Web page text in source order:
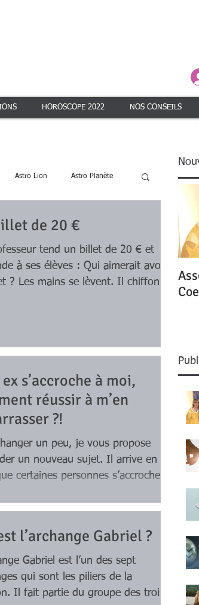
HOROSCOPE 2022 NOS CONSEILS
Astro Lion Astro Planète
lunaire : ce qu'il dit de vot
des 10 rêves les plus
personnes toxiques à fuir selon
de 20 €
tend un billet de 20 € et
élèves : Qui aimerait avoir
Il chiffonne
s’accroche à moi,
réussir à m’en
?!
un peu, je vous propose
un nouveau sujet. Il arrive en
certaines personnes s’accrochent
l’archange Gabriel ?
Gabriel est l’un des sept
qui sont les piliers de la
Il fait partie du groupe des trois